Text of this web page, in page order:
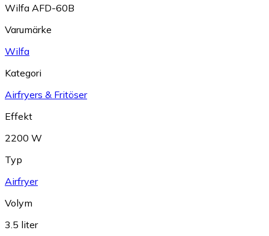
Wilfa AFD-60B
Varumärke
Wilfa
Kategori
Airfryers & Fritöser
Effekt
2200 W
Typ
Airfryer
Volym
3.5 liter